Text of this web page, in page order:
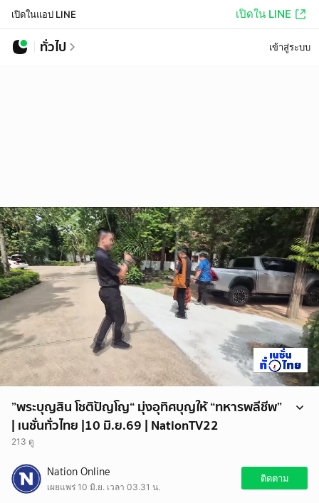
เปิดในแอป LINE เปิดใน LINE
ทั่วไป เข้าสู่ระบบ
”พระบุญสิน โชติปัญโญ“ มุ่งอุทิศบุญให้ “ทหารพลีชีพ”
| เนชั่นทั่วไทย |10 มิ.ย.69 | NationTV22
213 ดู
พลเอก บุญสิน (แม่ทัพกุ้ง) อดีตแม่ทัพภาค 2 ได้เข้าพิธีอุปสมบทอย่างเรียบ
ง่าย ณ วัดป่าศรีคุณาราม อำเภอกู่แก้ว จังหวัดอุดรธานี ซึ่งเป็นบ้านเกิดของ
ท่าน โดยได้รับฉายาทางธรรมว่า "โชติปัญโญ"
Nation Online
เผยแพร่ 10 มิ.ย. เวลา 03.31 น.
ติดตาม